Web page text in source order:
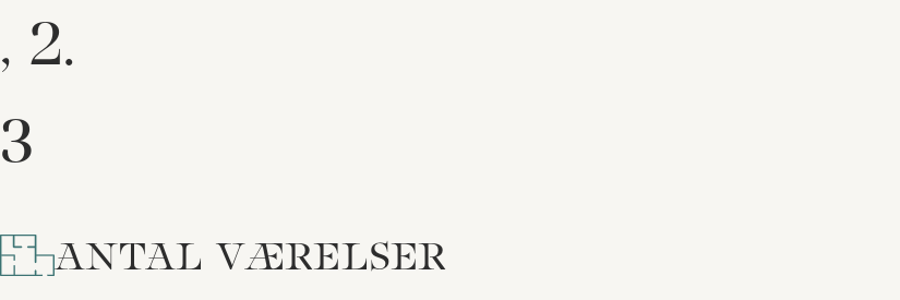
, 2.
3
ANTAL VÆRELSER